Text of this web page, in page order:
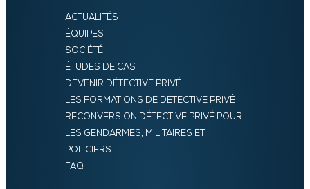
ACTUALITÉS
ÉQUIPES
SOCIÉTÉ
ÉTUDES DE CAS
DEVENIR DÉTECTIVE PRIVÉ
LES FORMATIONS DE DÉTECTIVE PRIVÉ
RECONVERSION DÉTECTIVE PRIVÉ POUR
LES GENDARMES, MILITAIRES ET
POLICIERS
FAQ